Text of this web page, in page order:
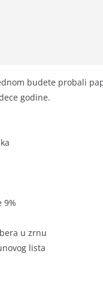
budete probali
godine.
9%
u zrnu
lista